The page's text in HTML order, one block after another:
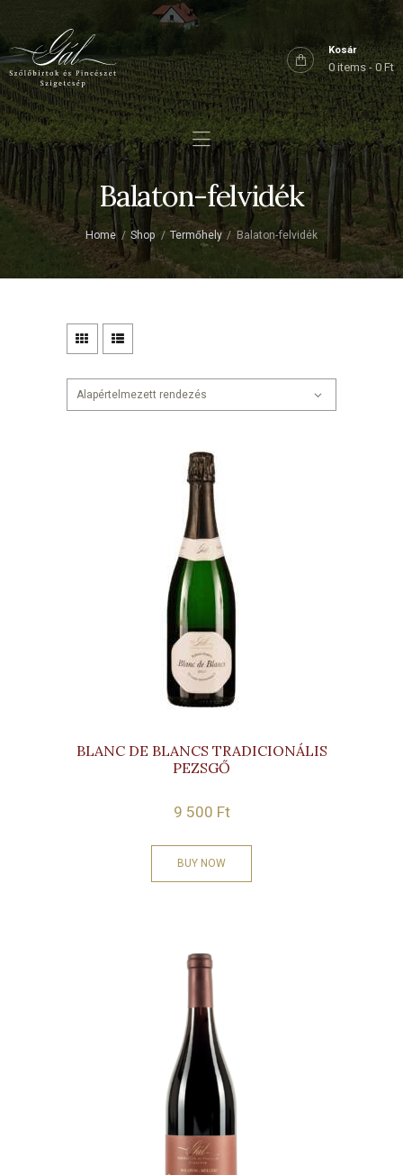
Kosár
0 items- 0 Ft
Balaton-felvidék
Home Shop Termőhely Balaton-felvidék
Főoldal
Rólunk
Birtokaink
Shop
Kapcsolat
BLANC DE BLANCS TRADICIONÁLIS
PEZSGŐ
9 500 Ft
BUY NOW